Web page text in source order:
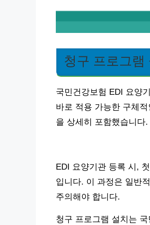
청구 프로그램
국민건강보험 EDI 요양
바로 적용 가능한 구체
을 상세히 포함했습니다.
EDI 요양기관 등록 시,
입니다. 이 과정은 일반
주의해야 합니다.
청구 프로그램 설치는